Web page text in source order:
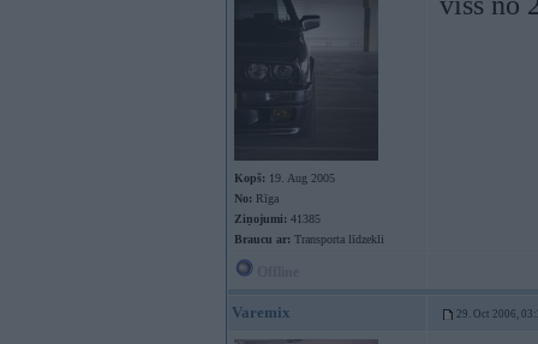
Kopš: 19. Aug 2005
No: Rīga
Ziņojumi: 41385
Braucu ar: Transporta līdzekli
Varemix 29. Oct 2006,